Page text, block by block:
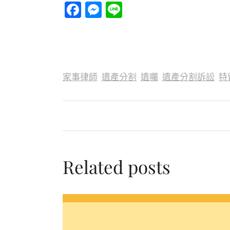
Facebook
Messenger
家事律師 遺產分割 遺囑 遺產分割訴訟 特
Related posts